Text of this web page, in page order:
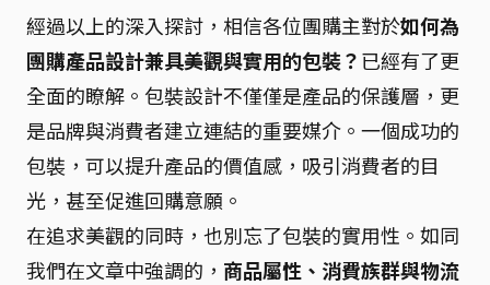
經過以上的深入探討，相信各位團購主對於如何為
團購產品設計兼具美觀與實用的包裝？已經有了更
全面的瞭解。包裝設計不僅僅是產品的保護層，更
是品牌與消費者建立連結的重要媒介。一個成功的
包裝，可以提升產品的價值感，吸引消費者的目
光，甚至促進回購意願。
在追求美觀的同時，也別忘了包裝的實用性。如同
我們在文章中強調的， 商品屬性、消費族群與物流